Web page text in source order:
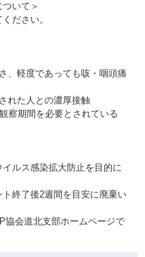
いて＞
ださい。
、軽度であっても咳・咽頭痛
れた人との濃厚接触
察期間を必要とされている
ルス感染拡大防止を目的に
終了後2週間を目安に廃棄い
協会道北支部ホームページで